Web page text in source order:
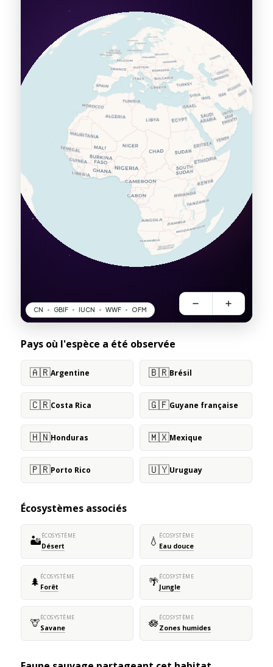
Pays où l'espèce a été observée
🇦🇷Argentine 🇧🇷Brésil
🇨🇷Costa Rica 🇬🇫Guyane française
🇭🇳Honduras 🇲🇽Mexique
🇵🇷Porto Rico 🇺🇾Uruguay
Écosystèmes associés
🏜️ÉCOSYSTÈME
Désert 💧 ÉCOSYSTÈME
Eau douce
🌲 ÉCOSYSTÈME
Forêt 🌴ÉCOSYSTÈME
Jungle
🦒ÉCOSYSTÈME
Savane 🪷ÉCOSYSTÈME
Zones humides